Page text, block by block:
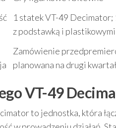
1 statek VT-49
z podstawką i plastikowymi
Zamówienie
planowana na drugi
VT-49
to jednostka, która